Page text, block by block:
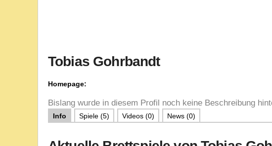
Tobias Gohrbandt
Homepage:
Bislang wurde in diesem Profil noch keine Beschreibung
Info Spiele (5) Videos (0) News (0)